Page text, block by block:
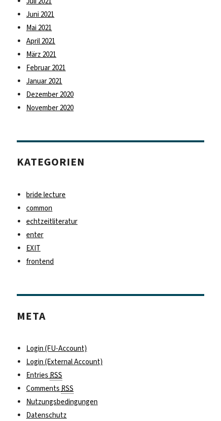
Juni 2021
Mai 2021
April 2021
März 2021
Februar 2021
Januar 2021
Dezember 2020
November 2020
KATEGORIEN
bride lecture
common
echtzeitliteratur
enter
EXIT
frontend
META
Login (FU-Account)
Login (External Account)
EntriesRSS
CommentsRSS
Nutzungsbedingungen
Datenschutz